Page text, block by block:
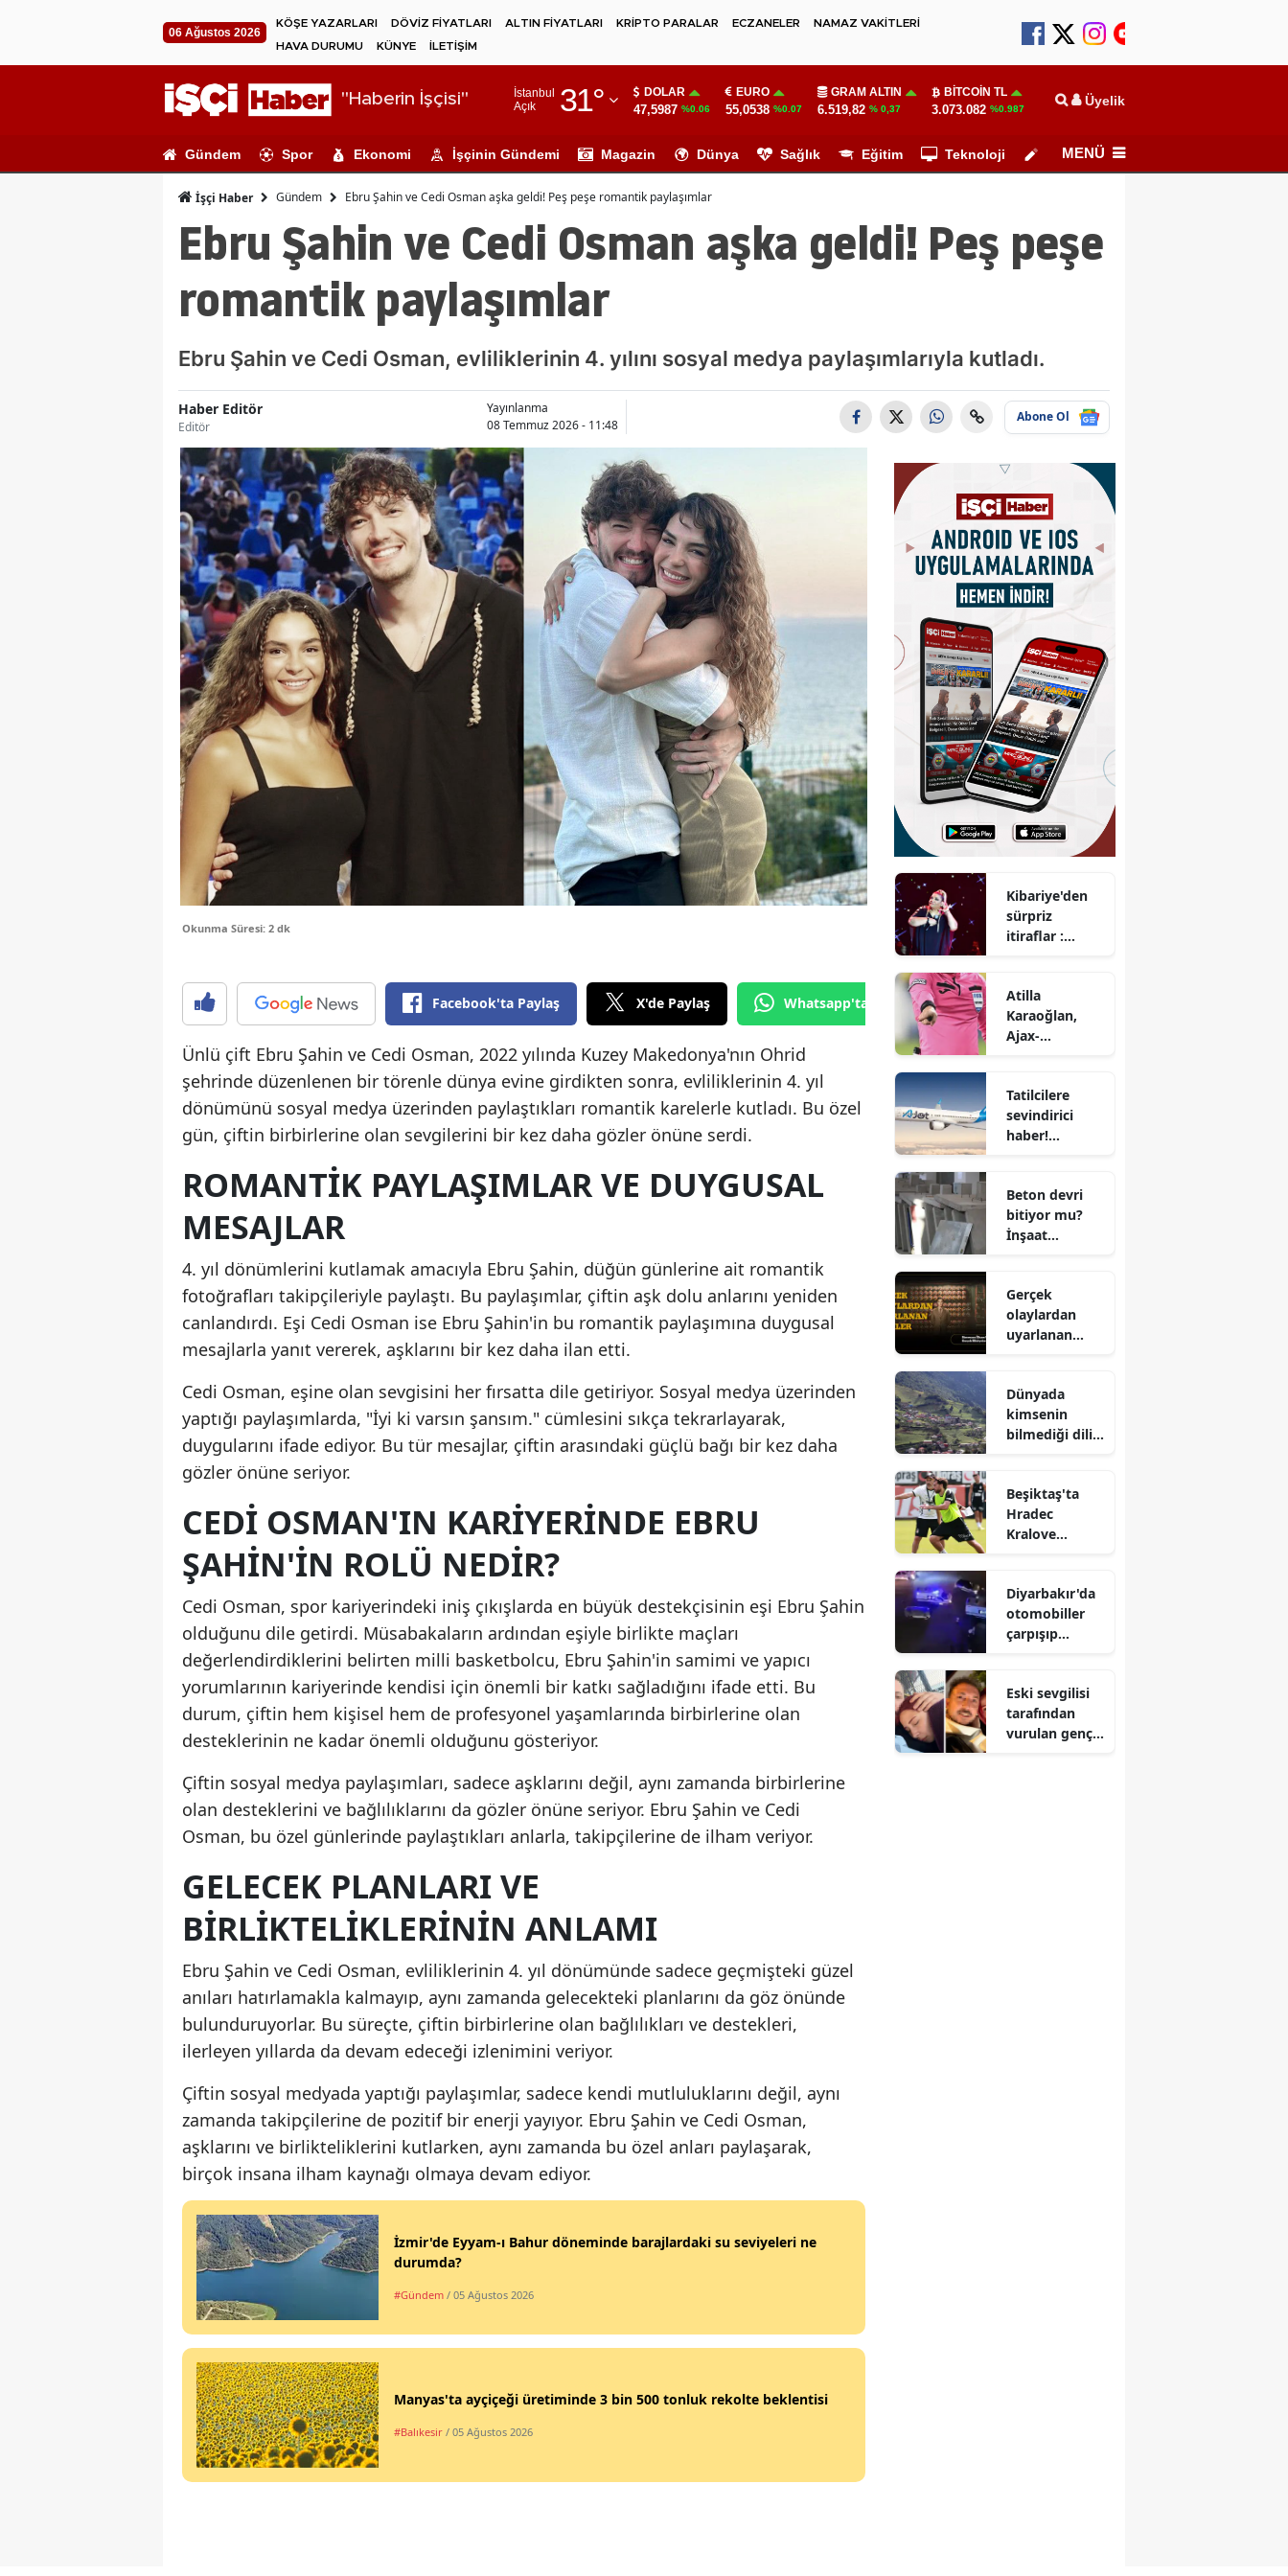
06 Ağustos 2026
KÖŞE YAZARLARI DÖVİZ FİYATLARI ALTIN FİYATLARI KRİPTO PARALAR ECZANELER
NAMAZ VAKİTLERİ
HAVA DURUMU
KÜNYE İLETİŞİM
"Haberin İşçisi"
İstanbul
Açık
31°
Adıyaman
Ağrı
Ankara
Antalya
Aydın
Balıkesir
Bilecik
Bolu
Burdur
Bursa
Çanakkale
Çankırı
Çorum
Denizli
Diyarbakır
Edirne
Erzurum
Gaziantep
Giresun
Hakkari
Isparta
Mersin
İstanbul
İzmir
Kayseri
Kırklareli
Kocaeli
Konya
Kütahya
Malatya
Manisa
Kahramanmaraş
Muğla
Muş
Nevşehir
Niğde
Ordu
Rize
Sakarya
Samsun
Sivas
Tekirdağ
DOLAR
47,5987 %0.06
EURO
55,0538 %0.07
GRAM ALTIN
6.519,82 % 0,37
BITCOIN TL
3.073.082 %0.987 Üyelik
Gündem Spor Ekonomi İşçinin Gündemi Magazin Dünya Sağlık Eğitim Teknoloji Köşe Yazarları
MENÜ
İşçi Haber Gündem Ebru Şahin ve Cedi Osman aşka geldi! Peş peşe romantik paylaşımlar
Ebru Şahin ve Cedi Osman aşka geldi! Peş peşe
romantik paylaşımlar
Ebru Şahin ve Cedi Osman, evliliklerinin 4. yılını sosyal medya paylaşımlarıyla kutladı.
Haber Editör
Editör
Yayınlanma
08 Temmuz 2026 - 11:48
Abone Ol
Okunma Süresi: 2 dk
Facebook'ta Paylaş X'de Paylaş Whatsapp'tan Gönder
Ünlü çift Ebru Şahin ve Cedi Osman, 2022 yılında Kuzey Makedonya'nın Ohrid
şehrinde düzenlenen bir törenle dünya evine girdikten sonra, evliliklerinin 4. yıl
dönümünü sosyal medya üzerinden paylaştıkları romantik karelerle kutladı. Bu özel
gün, çiftin birbirlerine olan sevgilerini bir kez daha gözler önüne serdi.
ROMANTIK PAYLAŞIMLAR VE DUYGUSAL
MESAJLAR
4. yıl dönümlerini kutlamak amacıyla Ebru Şahin, düğün günlerine ait romantik
fotoğrafları takipçileriyle paylaştı. Bu paylaşımlar, çiftin aşk dolu anlarını yeniden
canlandırdı. Eşi Cedi Osman ise Ebru Şahin'in bu romantik paylaşımına duygusal
mesajlarla yanıt vererek, aşklarını bir kez daha ilan etti.
Cedi Osman, eşine olan sevgisini her fırsatta dile getiriyor. Sosyal medya üzerinden
yaptığı paylaşımlarda, "İyi ki varsın şansım." cümlesini sıkça tekrarlayarak,
duygularını ifade ediyor. Bu tür mesajlar, çiftin arasındaki güçlü bağı bir kez daha
gözler önüne seriyor.
CEDI OSMAN'IN KARIYERINDE EBRU
ŞAHIN'IN ROLÜ NEDIR?
Cedi Osman, spor kariyerindeki iniş çıkışlarda en büyük destekçisinin eşi Ebru Şahin
olduğunu dile getirdi. Müsabakaların ardından eşiyle birlikte maçları
değerlendirdiklerini belirten milli basketbolcu, Ebru Şahin'in samimi ve yapıcı
yorumlarının kariyerinde kendisi için önemli bir katkı sağladığını ifade etti. Bu
durum, çiftin hem kişisel hem de profesyonel yaşamlarında birbirlerine olan
desteklerinin ne kadar önemli olduğunu gösteriyor.
Çiftin sosyal medya paylaşımları, sadece aşklarını değil, aynı zamanda birbirlerine
olan desteklerini ve bağlılıklarını da gözler önüne seriyor. Ebru Şahin ve Cedi
Osman, bu özel günlerinde paylaştıkları anlarla, takipçilerine de ilham veriyor.
GELECEK PLANLARI VE
BIRLIKTELIKLERININ ANLAMI
Ebru Şahin ve Cedi Osman, evliliklerinin 4. yıl dönümünde sadece geçmişteki güzel
anıları hatırlamakla kalmayıp, aynı zamanda gelecekteki planlarını da göz önünde
bulunduruyorlar. Bu süreçte, çiftin birbirlerine olan bağlılıkları ve destekleri,
ilerleyen yıllarda da devam edeceği izlenimini veriyor.
Çiftin sosyal medyada yaptığı paylaşımlar, sadece kendi mutluluklarını değil, aynı
zamanda takipçilerine de pozitif bir enerji yayıyor. Ebru Şahin ve Cedi Osman,
aşklarını ve birlikteliklerini kutlarken, aynı zamanda bu özel anları paylaşarak,
birçok insana ilham kaynağı olmaya devam ediyor.
İzmir'de Eyyam-ı Bahur döneminde barajlardaki su seviyeleri ne
durumda?
#Gündem / 05 Ağustos 2026
Manyas'ta ayçiçeği üretiminde 3 bin 500 tonluk rekolte beklentisi
#Balıkesir / 05 Ağustos 2026
Kibariye'den
sürpriz
itiraflar :
Demet
Özdemir
hakkında
Atilla
Karaoğlan,
Ajax-
düdük çalacak
Tatilcilere
sevindirici
haber!
fiyatlarında
%30 indirim
Beton devri
bitiyor mu?
İnşaat
kullanılacak?
Gerçek
olaylardan
uyarlanan
ilhan veren
gerçek
hikayeler
Dünyada
kimsenin
bilmediği dilin
Beşiktaş'ta
Hradec
Kralove
tamamlandı
Diyarbakır'da
otomobiller
çarpışıp
Eski sevgilisi
tarafından
vurulan genç